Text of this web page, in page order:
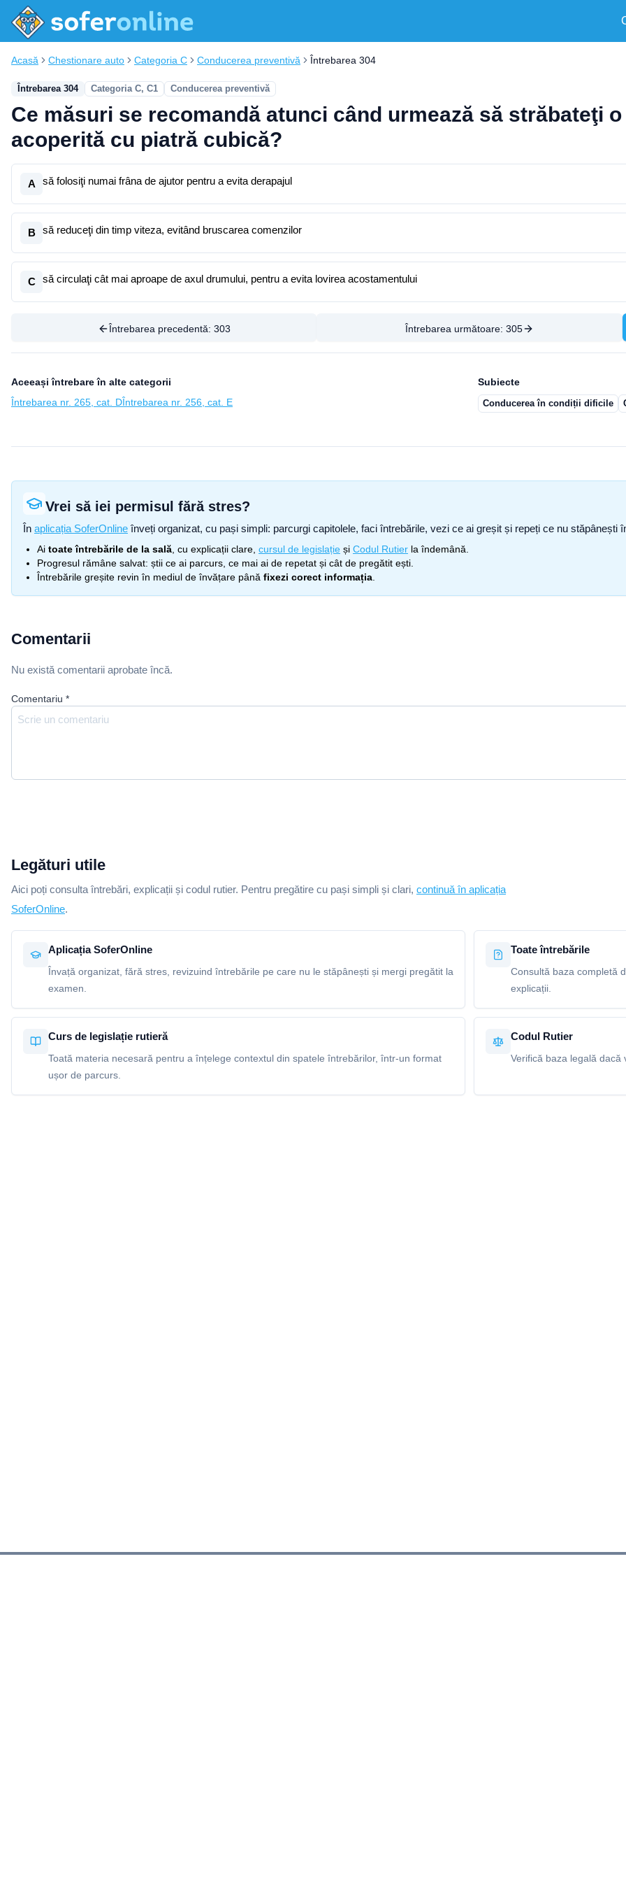
Acasă Chestionare auto Categoria C Conducerea preventivă Întrebarea 304
Întrebarea 304 Categoria C, C1 Conducerea preventivă
Ce măsuri se recomandă atunci când urmează să străbateţi
acoperită cu piatră cubică?
A să folosiţi numai frâna de ajutor pentru a evita derapajul
B să reduceţi din timp viteza, evitând bruscarea comenzilor
C să circulaţi cât mai aproape de axul drumului, pentru a evita lovirea acostamentului
Întrebarea precedentă: 303 Întrebarea următoare: 305
Aceeași întrebare în alte categorii
Întrebarea nr. 265, cat. DÎntrebarea nr. 256, cat. E
Subiecte
Conducerea în condiții dificile
Vrei să iei permisul fără stres?
În aplicația SoferOnline înveți organizat, cu pași simpli: parcurgi capitolele, faci întrebările, vezi ce ai greșit și repeți ce nu
Ai toate întrebările de la sală , cu explicații clare, cursul de legislație și Codul Rutier la îndemână.
Progresul rămâne salvat: știi ce ai parcurs, ce mai ai de repetat și cât de pregătit ești.
Întrebările greșite revin în mediul de învățare până fixezi corect informația
Comentarii
Nu există comentarii aprobate încă.
Comentariu *
Legături utile
Aici poți consulta întrebări, explicații și codul rutier. Pentru pregătire cu pași simpli și clari, continuă în aplicația
SoferOnline.
Aplicația SoferOnline
Învață organizat, fără stres, revizuind întrebările pe care nu le stăpânești și mergi pregătit la
examen.
Toate întrebările
Consultă baza completă
explicații.
Curs de legislație rutieră
Toată materia necesară pentru a înțelege contextul din spatele întrebărilor, într-un format
ușor de parcurs.
Codul Rutier
Verifică baza legală dacă